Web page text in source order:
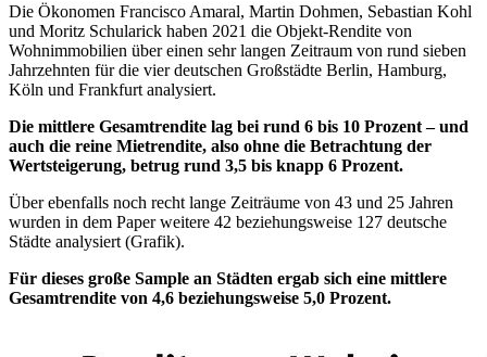
Die Ökonomen Francisco Amaral, Martin Dohmen, Sebastian Kohl
und Moritz Schularick haben 2021 die Objekt-Rendite von
Wohnimmobilien über einen sehr langen Zeitraum von rund sieben
Jahrzehnten für die vier deutschen Großstädte Berlin, Hamburg,
Köln und Frankfurt analysiert.
Die mittlere Gesamtrendite lag bei rund 6 bis 10 Prozent – und
auch die reine Mietrendite, also ohne die Betrachtung der
Wertsteigerung, betrug rund 3,5 bis knapp 6 Prozent.
Über ebenfalls noch recht lange Zeiträume von 43 und 25 Jahren
wurden in dem Paper weitere 42 beziehungsweise 127 deutsche
Städte analysiert (Grafik).
Für dieses große Sample an Städten ergab sich eine mittlere
Gesamtrendite von 4,6 beziehungsweise 5,0 Prozent.